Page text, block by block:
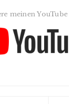
meinen YouTube